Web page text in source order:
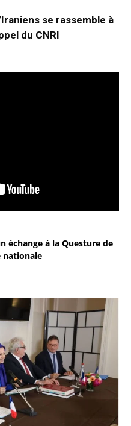
se rassemble à
du CNRI
échange à la Questure de
nationale